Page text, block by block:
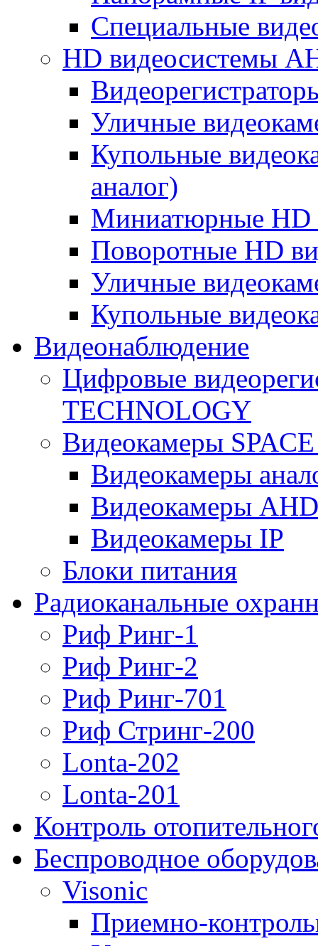
Специальные
HD видеосистемы
Уличные
Купольные
аналог)
Миниатюрные HD
Поворотные HD
Уличные
Купольные
Видеонаблюдение
Цифровые
TECHNOLOGY
Видеокамеры
Видеокамеры
Видеокамеры AHD
Видеокамеры IP
Блоки питания
Радиоканальные
Риф Ринг-1
Риф Ринг-2
Риф Ринг-701
Риф Стринг-200
Lonta-202
Lonta-201
Контроль
Беспроводное
Visonic
Приемно-